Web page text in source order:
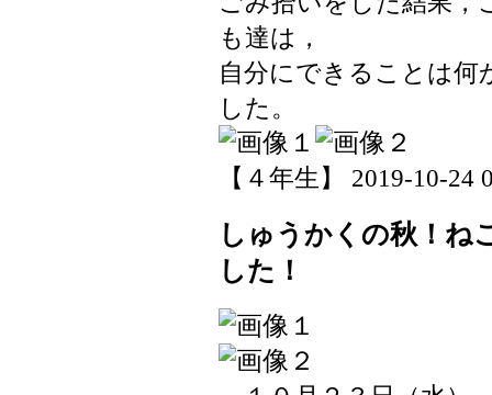
も達は，
自分にできることは
した。
【４年生】 2019-10-24
しゅうかくの秋！ね
した！